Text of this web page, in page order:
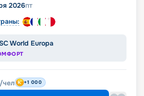
2026пт
World Europa
/чел +1 000